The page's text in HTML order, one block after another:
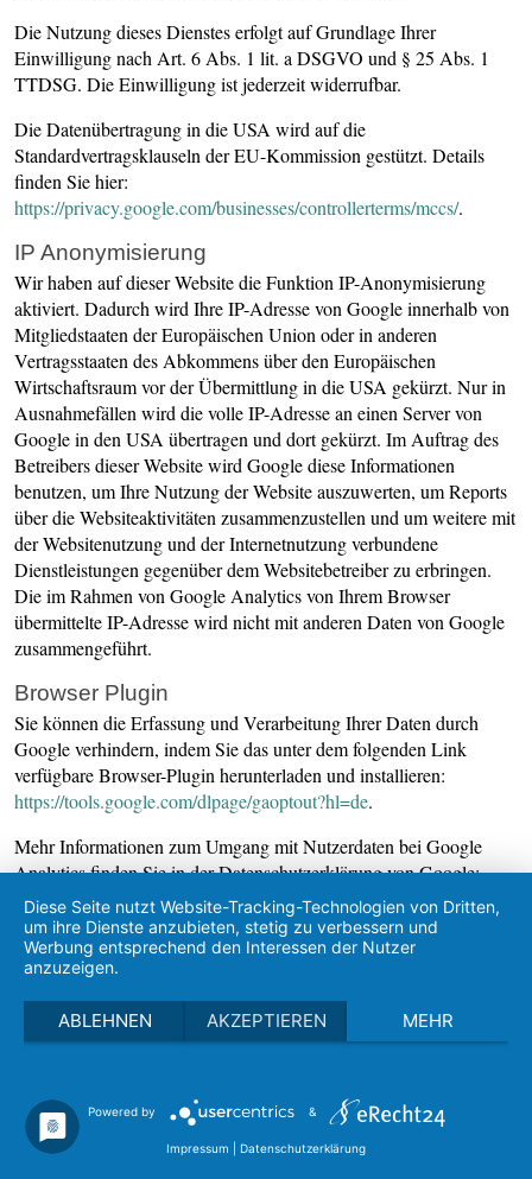
Die Nutzung dieses Dienstes erfolgt auf Grundlage Ihrer
Einwilligung nach Art. 6 Abs. 1 lit. a DSGVO und § 25 Abs. 1
TTDSG. Die Einwilligung ist jederzeit widerrufbar.
Die Datenübertragung in die USA wird auf die
Standardvertragsklauseln der EU-Kommission gestützt. Details
finden Sie hier:
https://privacy.google.com/businesses/controllerterms/mccs/.
IP Anonymisierung
Wir haben auf dieser Website die Funktion IP-Anonymisierung
aktiviert. Dadurch wird Ihre IP-Adresse von Google innerhalb von
Mitgliedstaaten der Europäischen Union oder in anderen
Vertragsstaaten des Abkommens über den Europäischen
Wirtschaftsraum vor der Übermittlung in die USA gekürzt. Nur in
Ausnahmefällen wird die volle IP-Adresse an einen Server von
Google in den USA übertragen und dort gekürzt. Im Auftrag des
Betreibers dieser Website wird Google diese Informationen
benutzen, um Ihre Nutzung der Website auszuwerten, um Reports
über die Websiteaktivitäten zusammenzustellen und um weitere mit
der Websitenutzung und der Internetnutzung verbundene
Dienstleistungen gegenüber dem Websitebetreiber zu erbringen.
Die im Rahmen von Google Analytics von Ihrem Browser
übermittelte IP-Adresse wird nicht mit anderen Daten von Google
zusammengeführt.
Browser Plugin
Sie können die Erfassung und Verarbeitung Ihrer Daten durch
Google verhindern, indem Sie das unter dem folgenden Link
verfügbare Browser-Plugin herunterladen und installieren:
https://tools.google.com/dlpage/gaoptout?hl=de.
Mehr Informationen zum Umgang mit Nutzerdaten bei Google
Analytics finden Sie in der Datenschutzerklärung von Google:
https://support.google.com/analytics/answer/6004245?hl=de.
Google-Signale
Wir nutzen Google-Signale. Wenn Sie unsere Website besuchen,
erfasst Google Analytics u. a. Ihren Standort, Suchverlauf und
YouTube-Verlauf sowie demografische Daten (Besucherdaten).
Diese Daten können mit Hilfe von Google-Signal für
Google-Konto verfügen, werden die Besucherdaten von Google-
Signal mit Ihrem Google-Konto verknüpft und für personalisierte
Werbebotschaften verwendet. Die Daten werden außerdem für die
Diese Seite nutzt Website-Tracking-Technologien von Dritten,
um ihre Dienste anzubieten, stetig zu verbessern und
Werbung entsprechend den Interessen der Nutzer
anzuzeigen.
ABLEHNEN AKZEPTIEREN MEHR
Powered by &
Impressum Datenschutzerklärung